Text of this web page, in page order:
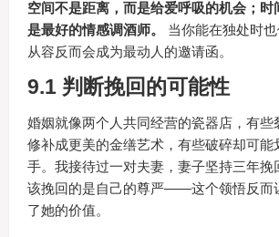
空间不是距离，而是给爱呼吸的机会；时
是最好的情感调酒师。
当你能在独处时
从容反而会成为最动人的邀请函。
9.1 判断挽回的可能性
婚姻就像两个人共同经营的瓷器店，有些
修补成更美的金缮艺术，有些破碎却可能
手。我接待过一对夫妻，妻子坚持三年挽
该挽回的是自己的尊严——这个领悟反而
了她的价值。